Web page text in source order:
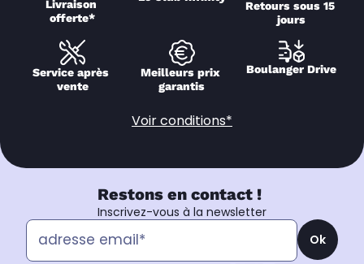
Livraison
offerte*
Retours sous 15
jours
Service après
vente
Meilleurs prix
garantis
Boulanger Drive
Voir conditions*
Restons en contact !
Inscrivez-vous à la newsletter
Ok